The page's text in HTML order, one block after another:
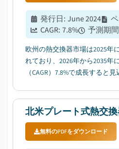
発行日: June 2024
CAGR: 7.8% 予測期間
欧州の熱交換器市場は2025年
れており、2026年から2035年
（CAGR）7.8%で成長すると
北米プレート式熱交
無料のPDFをダウンロード